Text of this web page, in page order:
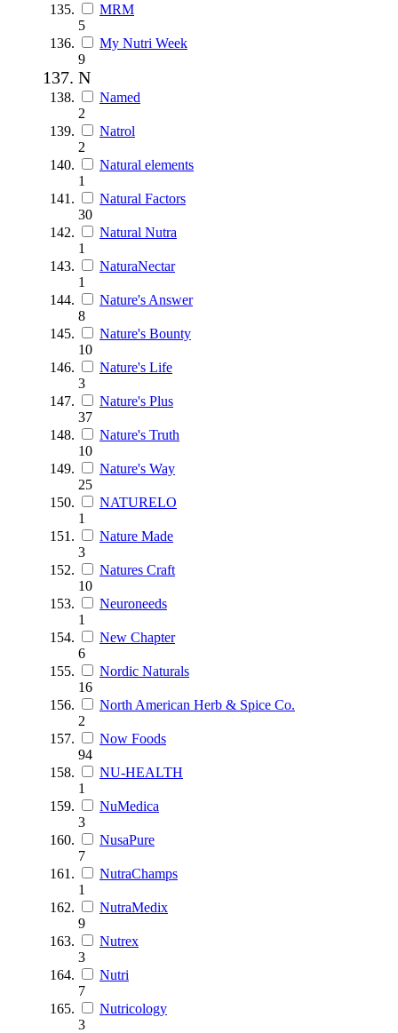
MRM
5
My Nutri Week
9
N
Named
2
Natrol
2
Natural elements
1
Natural Factors
30
Natural Nutra
1
NaturaNectar
1
Nature's Answer
8
Nature's Bounty
10
Nature's Life
3
Nature's Plus
37
Nature's Truth
10
Nature's Way
25
NATURELO
1
Nature Made
3
Natures Craft
10
Neuroneeds
1
New Chapter
6
Nordic Naturals
16
North American Herb & Spice Co.
2
Now Foods
94
NU-HEALTH
1
NuMedica
3
NusaPure
7
NutraChamps
1
NutraMedix
9
Nutrex
3
Nutri
7
Nutricology
3